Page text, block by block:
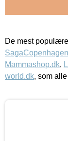
De mest
Mammashop.dk,
world.dk, som